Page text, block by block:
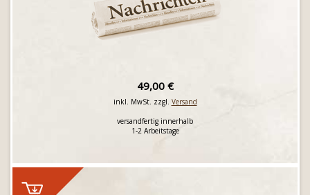
49,00 €
inkl. MwSt. zzgl. Versand
versandfertig innerhalb
1-2 Arbeitstage